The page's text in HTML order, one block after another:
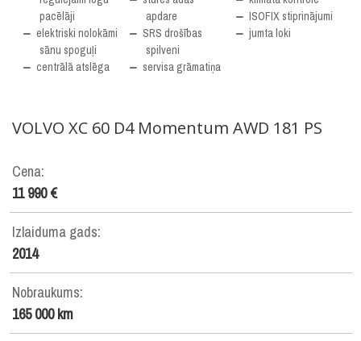
pacēlāji
elektriski nolokāmi
sānu spoguļi
centrālā atslēga
apdare
SRS drošības
spilveni
servisa grāmatiņa
ISOFIX stiprinājumi
jumta loki
VOLVO XC 60 D4 Momentum AWD 181 PS
Cena:
11 990 €
Izlaiduma gads:
2014
Nobraukums:
165 000 km